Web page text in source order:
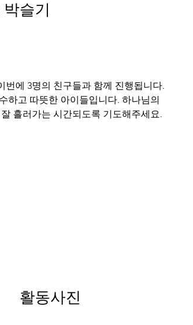
슬기
번에 3명의 친구들과 함께 진행됩니다.
하고 따뜻한 아이들입니다. 하나님의
흘러가는 시간되도록 기도해주세요.
활동사진